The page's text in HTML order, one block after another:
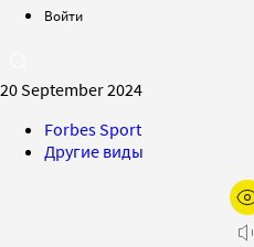
Войти
20 September 2024
Forbes Sport
Другие виды